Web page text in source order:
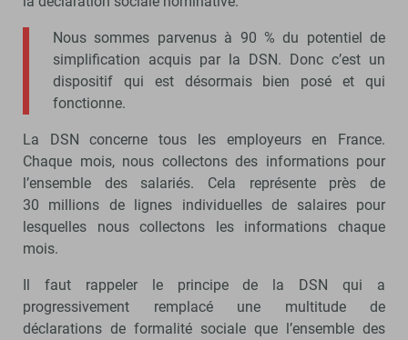
Nous sommes parvenus à 90 % du potentiel de
simplification acquis par la DSN. Donc c’est un
dispositif qui est désormais bien posé et qui
fonctionne.
La DSN concerne tous les employeurs en France.
Chaque mois, nous collectons des informations pour
l’ensemble des salariés. Cela représente près de
30 millions de lignes individuelles de salaires pour
lesquelles nous collectons les informations chaque
mois.
Il faut rappeler le principe de la DSN qui a
progressivement remplacé une multitude de
déclarations de formalité sociale que l’ensemble des